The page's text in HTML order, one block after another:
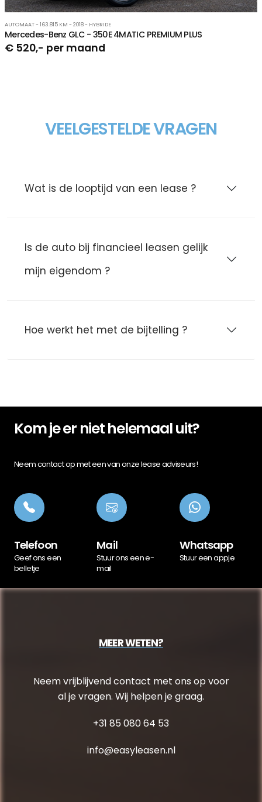
AUTOMAAT - 163.815 KM - 2018 - HYBRIDE
Mercedes-Benz GLC - 350E 4MATIC PREMIUM PLUS
€ 520,- per maand
VEELGESTELDE VRAGEN
Wat is de looptijd van een lease ?
Is de auto bij financieel leasen gelijk
mijn eigendom ?
Hoe werkt het met de bijtelling ?
Kom je er niet helemaal uit?
Neem contact op met een van onze lease adviseurs!
Telefoon
Geef ons een
belletje
Mail
Stuur ons een e-
mail
Whatsapp
Stuur een appje
MEER WETEN?
Neem vrijblijvend contact met ons op voor
al je vragen. Wij helpen je graag.
+31 85 080 64 53
info@easyleasen.nl